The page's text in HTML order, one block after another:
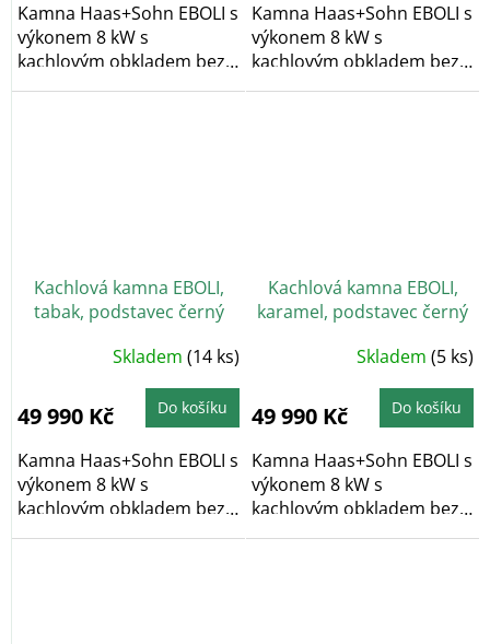
Kamna Haas+Sohn EBOLI s
výkonem 8 kW s
kachlovým obkladem bez
dekoru v hnědé...
Kamna Haas+Sohn EBOLI s
výkonem 8 kW s
kachlovým obkladem bez
dekoru v barvě...
Kachlová kamna EBOLI,
tabak, podstavec černý
Skladem (14 ks)
49 990 Kč Do košíku
Kamna Haas+Sohn EBOLI s
výkonem 8 kW s
kachlovým obkladem bez
dekoru v barvě...
Kachlová kamna EBOLI,
karamel, podstavec černý
Skladem (5 ks)
49 990 Kč Do košíku
Kamna Haas+Sohn EBOLI s
výkonem 8 kW s
kachlovým obkladem bez
dekoru v barvě...